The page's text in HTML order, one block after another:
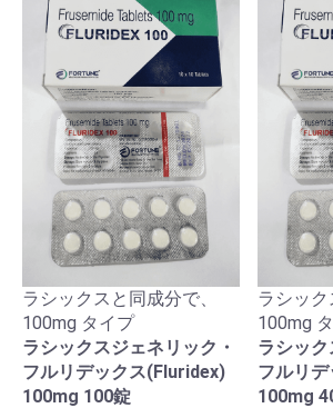
ラシックスと同成分で、
100mg タイプ
ラシックスジェネリック・
フルリデックス(Fluridex)
100mg 100錠
ラシック
100mg
ラシック
フルリ
100mg